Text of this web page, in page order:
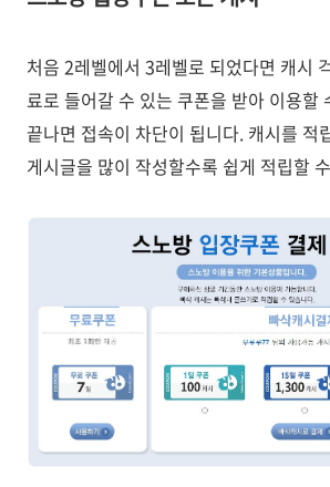
처음 2레벨에서 3레벨로 되었다면 캐시
료로 들어갈 수 있는 쿠폰을 받아 이용할
끝나면 접속이 차단이 됩니다. 캐시를 적
게시글을 많이 작성할수록 쉽게 적립할